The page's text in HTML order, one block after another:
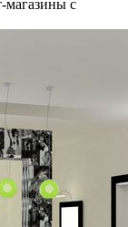
магазины с